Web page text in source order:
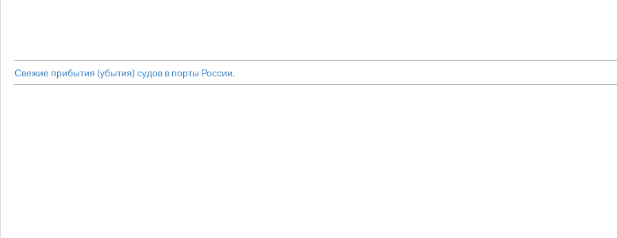
Свежие прибытия (убытия) судов в порты России.